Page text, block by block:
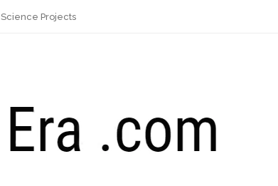
Science Projects